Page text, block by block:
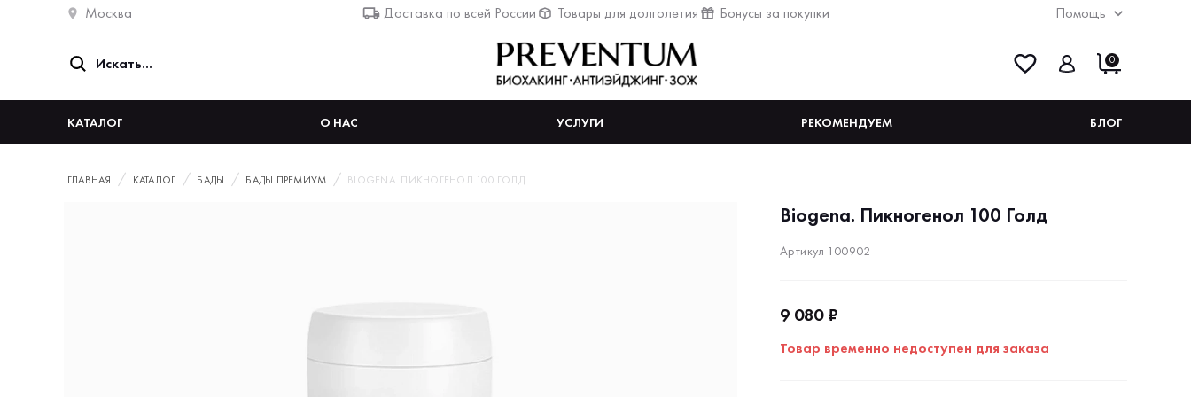
Москва Доставка по всей России Товары для долголетия Бонусы за покупки Помощь
0
КАТАЛОГ О НАС УСЛУГИ РЕКОМЕНДУЕМ БЛОГ
ГЛАВНАЯ КАТАЛОГ БАДЫ БАДЫ ПРЕМИУМ BIOGENA. ПИКНОГЕНОЛ 100 ГОЛД
Biogena. Пикногенол 100 Голд
Артикул 100902
9 080 ₽
Товар временно недоступен для заказа